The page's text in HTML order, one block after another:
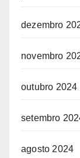
dezembro
novembro
outubro 2024
setembro
agosto 2024